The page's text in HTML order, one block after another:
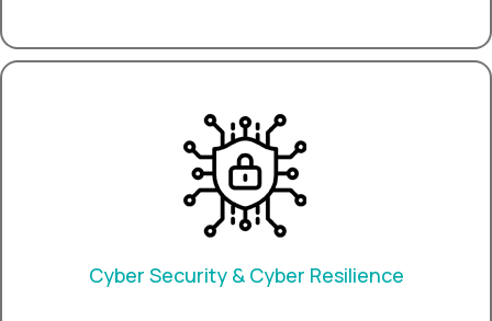
Cyber Security & Cyber Resilience